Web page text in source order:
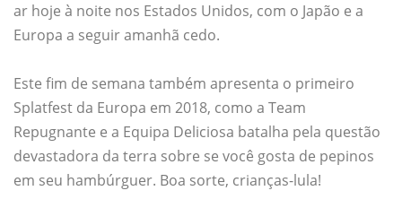
ar hoje à noite nos Estados Unidos, com o Japão e a
Europa a seguir amanhã cedo.
Este fim de semana também apresenta o primeiro
Splatfest da Europa em 2018, como a Team
Repugnante e a Equipa Deliciosa batalha pela questão
devastadora da terra sobre se você gosta de pepinos
em seu hambúrguer. Boa sorte, crianças-lula!